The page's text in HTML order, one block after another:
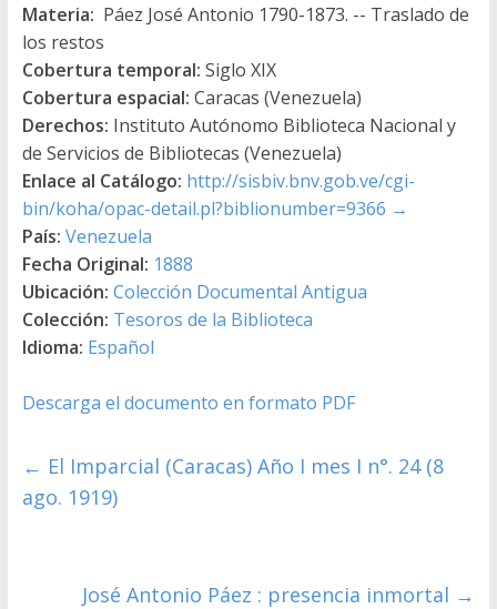
Materia: Páez José Antonio 1790-1873. -- Traslado de
los restos
Cobertura temporal: Siglo XIX
Cobertura espacial: Caracas (Venezuela)
Derechos: Instituto Autónomo Biblioteca Nacional y
de Servicios de Bibliotecas (Venezuela)
Enlace al Catálogo: http://sisbiv.bnv.gob.ve/cgi-
bin/koha/opac-detail.pl?biblionumber=9366 →
País: Venezuela
Fecha Original: 1888
Ubicación: Colección Documental Antigua
Colección: Tesoros de la Biblioteca
Idioma: Español
Descarga el documento en formato PDF
← El Imparcial (Caracas) Año I mes I n°. 24 (8
ago. 1919)
José Antonio Páez : presencia inmortal →